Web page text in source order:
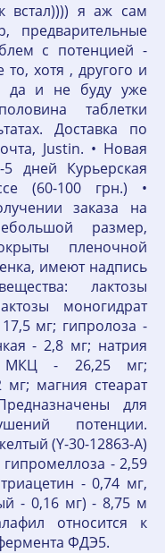
встал)))) я аж сам
предварительные
с потенцией -
хотя , другого и
да и не буду уже
таблетки
Доставка по
Justin. • Новая
дней Курьерская
(60-100 грн.) •
заказа на
размер,
пленочной
имеют надпись
лактозы
моногидрат
мг; гипролоза -
- 2,8 мг; натрия
МКЦ - 26,25 мг;
мг; магния стеарат
для
потенции.
(Y-30-12863-A)
- 2,59
- 0,74 мг,
- 0,16 мг) - 8,75 м
относится к
ФДЭ5.